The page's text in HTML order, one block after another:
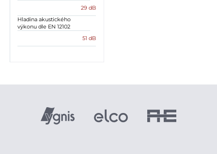
29 dB
Hladina akustického
výkonu dle EN 12102
51 dB